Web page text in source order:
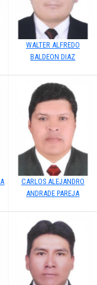
WALTER ALFREDO
BALDEON DIAZ
CARLOS ALEJANDRO
ANDRADE PAREJA